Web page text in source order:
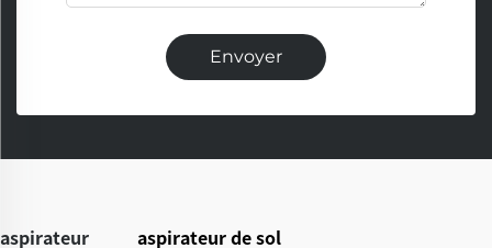
Envoyer
aspirateur
aspirateur de sol